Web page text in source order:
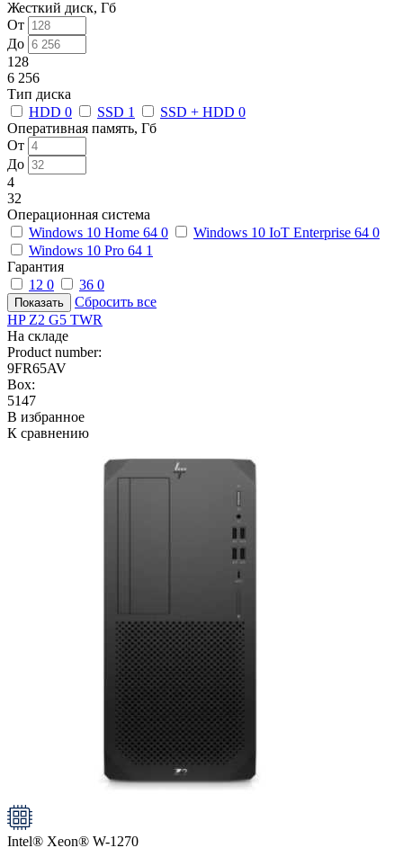
Жесткий диск, Гб
От
До
128
6 256
Тип диска
HDD 0 SSD 1 SSD + HDD 0
Оперативная память, Гб
От
До
4
32
Операционная система
Windows 10 Home 64 0 Windows 10 IoT Enterprise 64 0
Windows 10 Pro 64 1
Гарантия
12 0 36 0
Сбросить все
HP Z2 G5 TWR
На складе
Product number:
9FR65AV
Box:
5147
В избранное
К сравнению
Intel® Xeon® W-1270